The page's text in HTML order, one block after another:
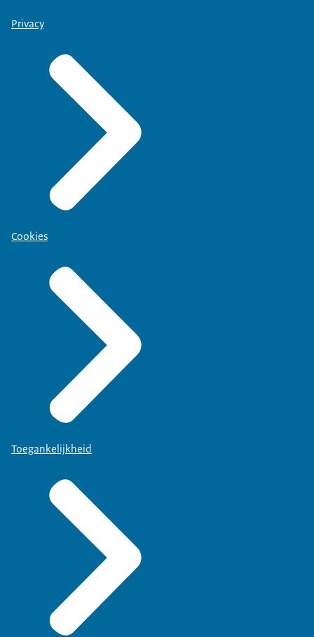
Privacy
Cookies
Toegankelijkheid